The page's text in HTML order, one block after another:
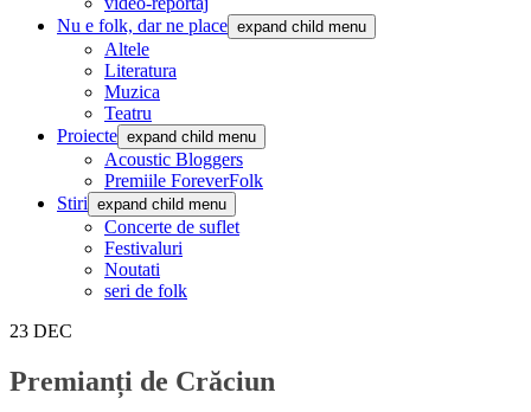
Nu e folk, dar ne place expand child menu
Altele
Literatura
Muzica
Teatru
Proiecte expand child menu
Acoustic Bloggers
Premiile ForeverFolk
Stiri expand child menu
Concerte de suflet
Festivaluri
Noutati
seri de folk
23 DEC
Premianți de Crăciun